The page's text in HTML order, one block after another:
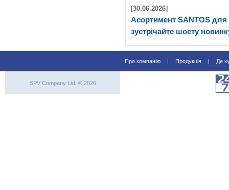
[30.06.2026]
Асортимент SANTOS
зустрічайте шосту
Про компанію | Продукція | Де
SPV Company Ltd. © 2026